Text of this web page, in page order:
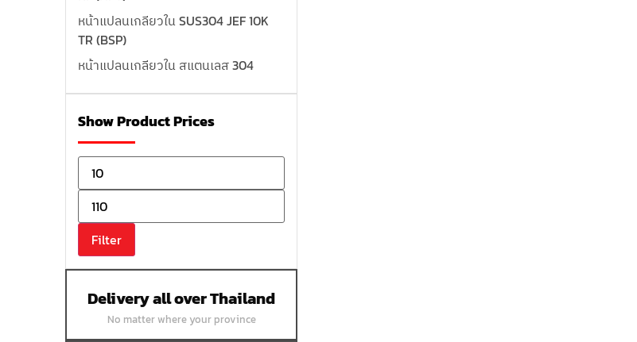
หน้าแปลนเกลียวใน SUS304 JEF 10K
TR (BSP)
หน้าแปลนเกลียวใน สแตนเลส 304
หน้าแปลนบอดสแตนเลส 304
หน้าแปลนเชื่อมสแตนเลส 304
หน้าแปลนเหล็กเกลียวใน
หน้าแปลนเหล็กคอสูง
หน้าแปลนเชื่อมเหล็กสลิปออน
หน้าแปลนเชื่อมเหล็กบอด
หน้าแปลนเชื่อมบอด SUS304 JEF 300P
RF
RF
หน้าแปลนเชื่อมบอด SUS304 JEF PN16
Show Product Prices
Filter
Delivery all over Thailand
No matter where your province